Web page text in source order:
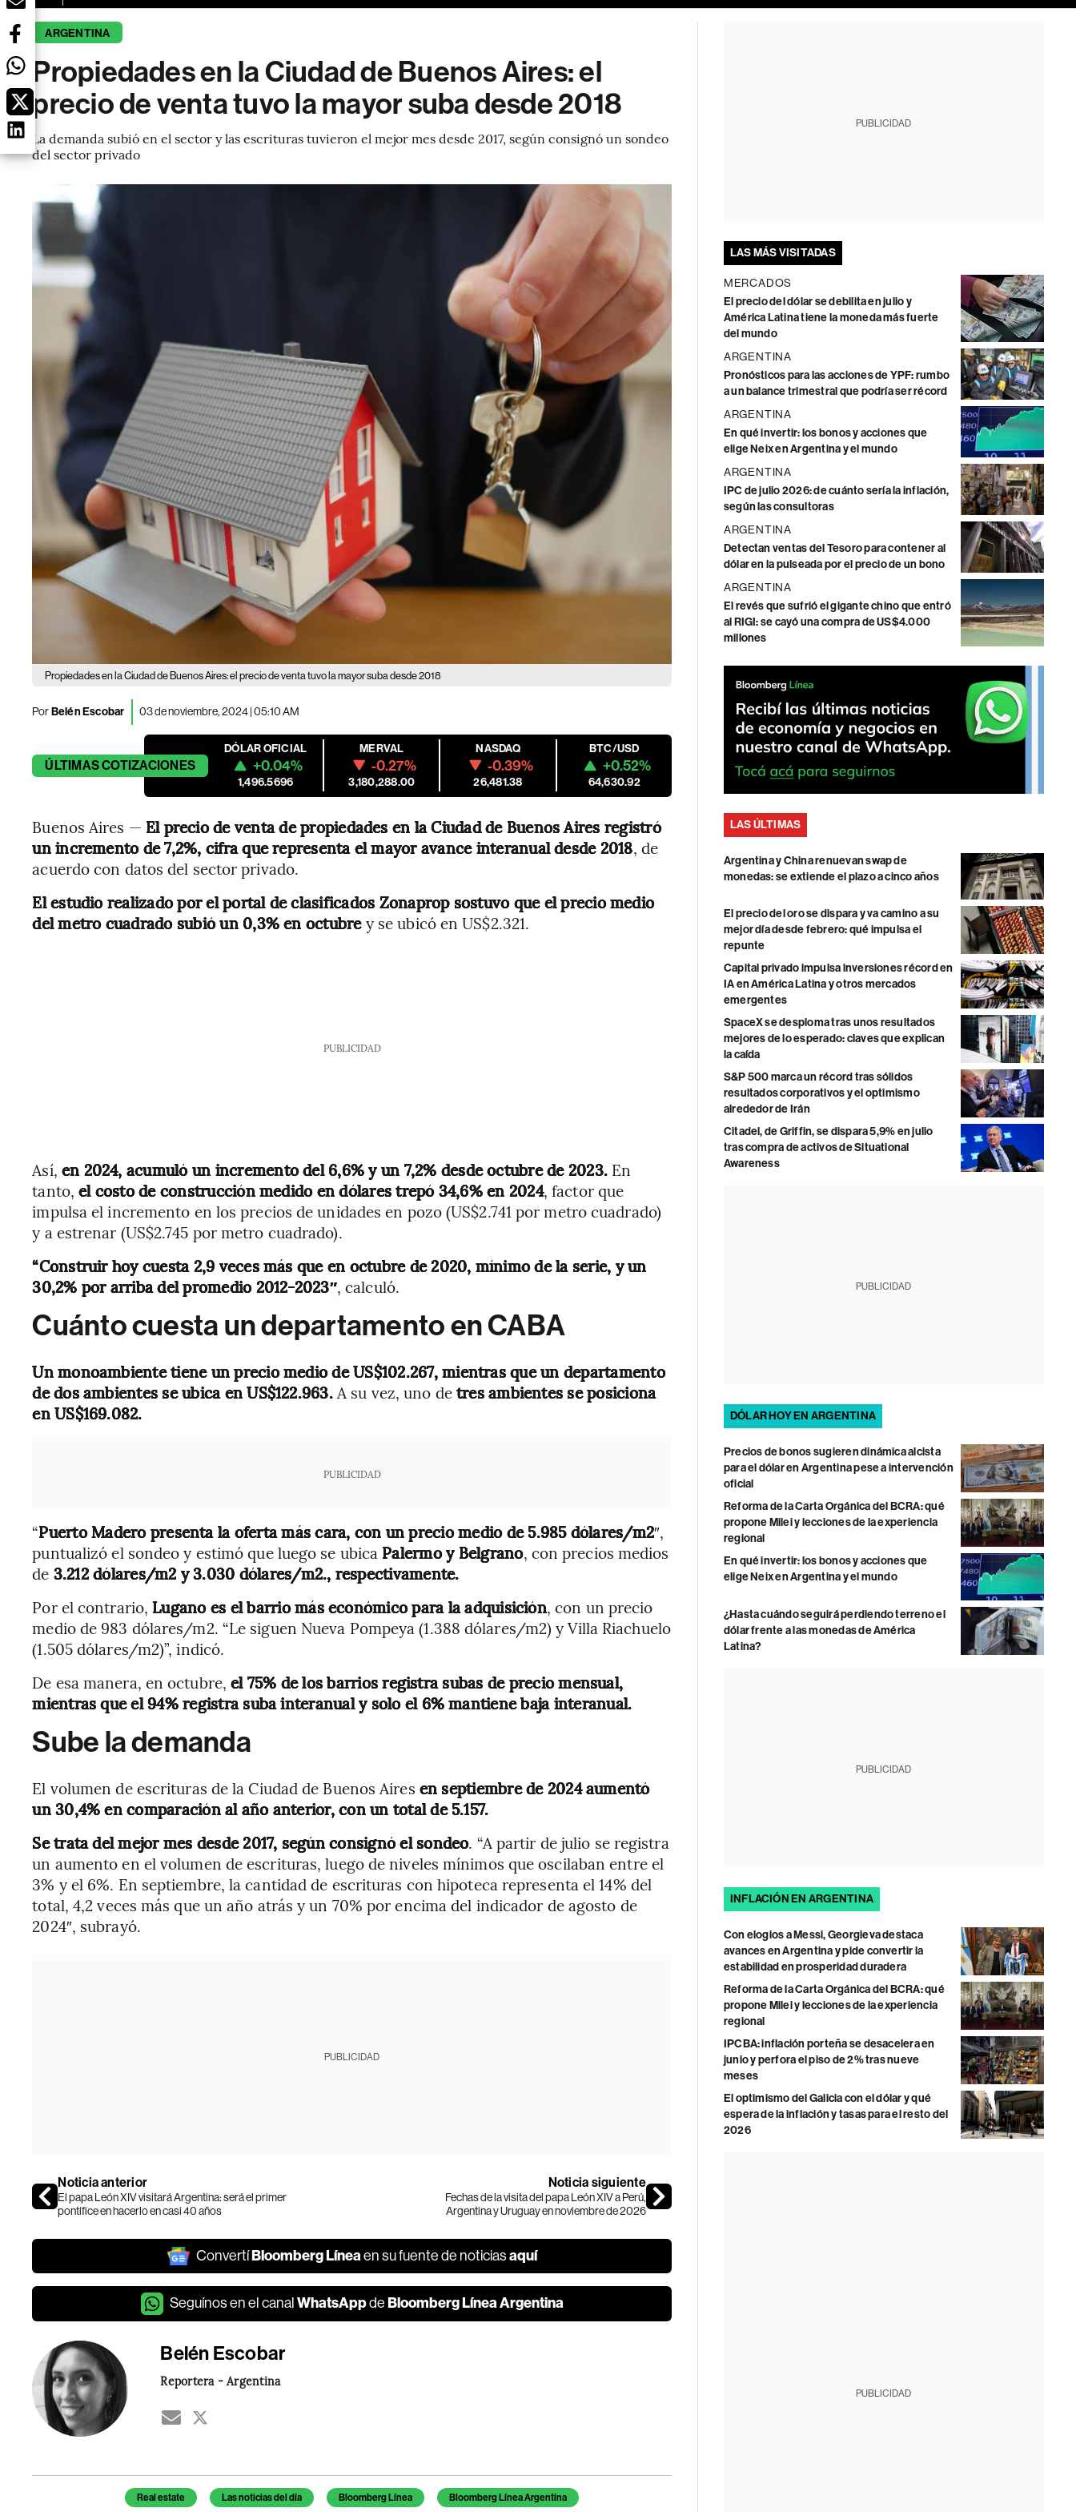
ARGENTINA
Propiedades en la Ciudad de Buenos Aires: el
precio de venta tuvo la mayor suba desde 2018
La demanda subió en el sector y las escrituras tuvieron el mejor mes desde 2017, según consignó un sondeo
del sector privado
Propiedades en la Ciudad de Buenos Aires: el precio de venta tuvo la mayor suba desde 2018
PorBelén Escobar 03 de noviembre, 2024 | 05:10 AM
ÚLTIMASCOTIZACIONES
DÓLAR OFICIAL
+0.04%
1,496.5696
MERVAL
-0.27%
3,180,288.00
NASDAQ
-0.39%
26,481.38
BTC/USD
+0.52%
64,630.92
Buenos Aires — El precio de venta de propiedades en la Ciudad de Buenos Aires registró
un incremento de 7,2%, cifra que representa elmayor avance interanual desde 2018, de
acuerdo con datos del sector privado.
El estudio realizado por el portal de clasificados Zonaprop sostuvo que el precio medio
del metro cuadrado subió un 0,3% en octubrey se ubicó en US$2.321.
PUBLICIDAD
Así, en 2024, acumuló un incremento del 6,6% y un 7,2% desde octubre de 2023. En
tanto,el costo de construcción medido en dólares trepó 34,6% en 2024, factor que
impulsa el incremento en los precios de unidades en pozo (US$2.741 por metro cuadrado)
y a estrenar (US$2.745 por metro cuadrado).
“Construir hoy cuesta 2,9 veces más que en octubre de 2020, mínimo de la serie, y un
30,2% por arriba del promedio 2012-2023″, calculó.
Cuánto cuesta un departamento en CABA
Un monoambiente tiene un precio medio de US$102.267, mientras que un departamento
de dos ambientes se ubica en US$122.963. A su vez, uno detres ambientes se posiciona
en US$169.082.
PUBLICIDAD
“Puerto Madero presenta la oferta más cara, con un precio medio de 5.985 dólares/m2″,
puntualizó el sondeo y estimó que luego se ubica Palermo y Belgrano, con precios medios
de 3.212 dólares/m2 y 3.030 dólares/m2., respectivamente.
Por el contrario, Lugano es el barrio más económico para la adquisición, con un precio
medio de 983 dólares/m2. “Le siguen Nueva Pompeya (1.388 dólares/m2) y Villa Riachuelo
(1.505 dólares/m2)”, indicó.
De esa manera, en octubre,el 75% de los barrios registra subas de precio mensual,
mientras que el 94% registra suba interanual y solo el 6% mantiene baja interanual.
Sube la demanda
El volumen de escrituras de la Ciudad de Buenos Aires en septiembre de 2024 aumentó
un 30,4% en comparación al año anterior, con un total de 5.157.
Se trata del mejor mes desde 2017, según consignó el sondeo. “A partir de julio se registra
un aumento en el volumen de escrituras, luego de niveles mínimos que oscilaban entre el
3% y el 6%. En septiembre, la cantidad de escrituras con hipoteca representa el 14% del
total, 4,2 veces más que un año atrás y un 70% por encima del indicador de agosto de
2024″, subrayó.
PUBLICIDAD
Noticia anterior
El papa León XIV visitará Argentina: será el primer
pontífice en hacerlo en casi 40 años
Noticia siguiente
Fechas de la visita del papa León XIV a Perú,
Argentina y Uruguay en noviembre de 2026
ConvertíBloomberg Líneaen su fuente de noticiasaquí
Seguínos en el canal WhatsAppde Bloomberg Línea Argentina
Belén Escobar
Reportera - Argentina
Temas de este artículo
Real estate Las noticias del día Bloomberg Línea Bloomberg Línea Argentina
PUBLICIDAD
LAS MÁS VISITADAS
MERCADOS
El precio del dólar se debilita en julio y
América Latina tiene la moneda más fuerte
del mundo
ARGENTINA
Pronósticos para las acciones de YPF: rumbo
a un balance trimestral que podría ser récord
ARGENTINA
En qué invertir: los bonos y acciones que
elige Neix en Argentina y el mundo
ARGENTINA
IPC de julio 2026: de cuánto sería la inflación,
según las consultoras
ARGENTINA
Detectan ventas del Tesoro para contener al
dólar en la pulseada por el precio de un bono
ARGENTINA
El revés que sufrió el gigante chino que entró
al RIGI: se cayó una compra de US$4.000
millones
LAS ÚLTIMAS
Argentina y China renuevan swap de
monedas: se extiende el plazo a cinco años
El precio del oro se dispara y va camino a su
mejor día desde febrero: qué impulsa el
repunte
Capital privado impulsa inversiones récord en
IA en América Latina y otros mercados
emergentes
SpaceX se desploma tras unos resultados
mejores de lo esperado: claves que explican
la caída
S&P 500 marca un récord tras sólidos
resultados corporativos y el optimismo
alrededor de Irán
Citadel, de Griffin, se dispara 5,9% en julio
tras compra de activos de Situational
Awareness
PUBLICIDAD
DÓLAR HOY EN ARGENTINA
Precios de bonos sugieren dinámica alcista
para el dólar en Argentina pese a intervención
oficial
Reforma de la Carta Orgánica del BCRA: qué
propone Milei y lecciones de la experiencia
regional
En qué invertir: los bonos y acciones que
elige Neix en Argentina y el mundo
¿Hasta cuándo seguirá perdiendo terreno el
dólar frente a las monedas de América
Latina?
PUBLICIDAD
INFLACIÓN EN ARGENTINA
Con elogios a Messi, Georgieva destaca
avances en Argentina y pide convertir la
estabilidad en prosperidad duradera
Reforma de la Carta Orgánica del BCRA: qué
propone Milei y lecciones de la experiencia
regional
IPCBA: inflación porteña se desacelera en
junio y perfora el piso de 2% tras nueve
meses
El optimismo del Galicia con el dólar y qué
espera de la inflación y tasas para el resto del
2026
PUBLICIDAD